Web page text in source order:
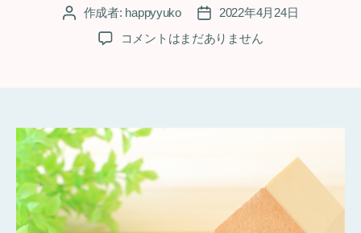
投 作成者: happyyuko
投
稿
日
2022年4月24日
引
の
コメントはまだありません